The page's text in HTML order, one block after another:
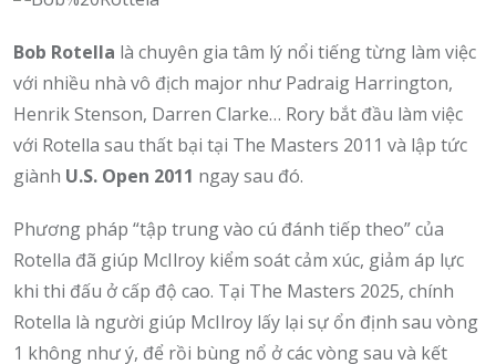
Bob Rotella là chuyên gia tâm lý nổi tiếng từng làm việc
với nhiều nhà vô địch major như Padraig Harrington,
Henrik Stenson, Darren Clarke… Rory bắt đầu làm việc
với Rotella sau thất bại tại The Masters 2011 và lập tức
giành U.S. Open 2011 ngay sau đó.
Phương pháp “tập trung vào cú đánh tiếp theo” của
Rotella đã giúp McIlroy kiểm soát cảm xúc, giảm áp lực
khi thi đấu ở cấp độ cao. Tại The Masters 2025, chính
Rotella là người giúp McIlroy lấy lại sự ổn định sau vòng
1 không như ý, để rồi bùng nổ ở các vòng sau và kết